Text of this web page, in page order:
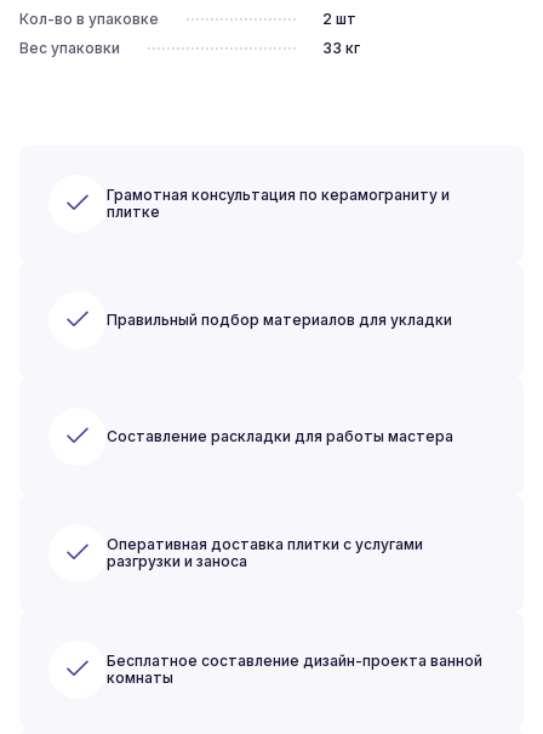
Кол-во в упаковке
2 шт
Вес упаковки
33 кг
Грамотная консультация по керамограниту и
плитке
Правильный подбор материалов для укладки
Составление раскладки для работы мастера
Оперативная доставка плитки с услугами
разгрузки и заноса
Бесплатное составление дизайн-проекта ванной
комнаты